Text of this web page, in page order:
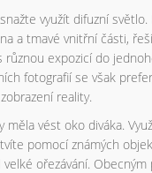
využít difuzní
a tmavé vnitřní části,
různou expozicí do
fotografií se však
reality.
měla vést oko diváka.
pomocí známých
ořezávání.